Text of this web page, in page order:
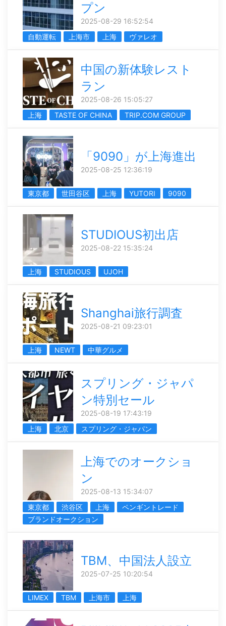
プン
2025-08-29 16:52:54
自動運転
上海市 上海 ヴァレオ
中国の新体験レスト
ラン
2025-08-26 15:05:27
上海
TASTE OF CHINA TRIP.COM GROUP
「9090」が上海進出
2025-08-25 12:36:19
東京都 世田谷区 上海 YUTORI 9090
STUDIOUS初出店
2025-08-22 15:35:24
上海 STUDIOUS UJOH
Shanghai旅行調査
2025-08-21 09:23:01
上海 NEWT 中華グルメ
スプリング・ジャパ
ン特別セール
2025-08-19 17:43:19
上海
北京 スプリング・ジャパン
上海でのオークショ
ン
2025-08-13 15:34:07
東京都
渋谷区 上海
ペンギントレード
ブランドオークション
TBM、中国法人設立
2025-07-25 10:20:54
LIMEX TBM 上海市 上海